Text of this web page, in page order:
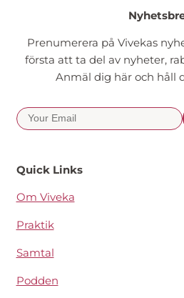
Quick Links
Om Viveka
Praktik
Samtal
Podden
Prenumerera på Vivekas
första att ta del av nyheter,
Anmäl dig här och håll